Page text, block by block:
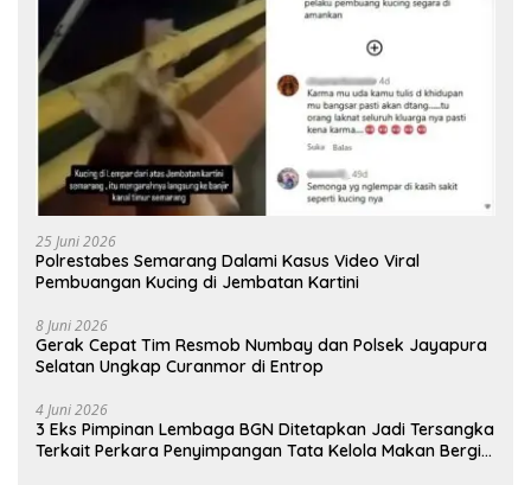
25 Juni 2026
Polrestabes Semarang Dalami Kasus Video Viral
Pembuangan Kucing di Jembatan Kartini
8 Juni 2026
Gerak Cepat Tim Resmob Numbay dan Polsek Jayapura
Selatan Ungkap Curanmor di Entrop
4 Juni 2026
3 Eks Pimpinan Lembaga BGN Ditetapkan Jadi Tersangka
Terkait Perkara Penyimpangan Tata Kelola Makan Bergizi